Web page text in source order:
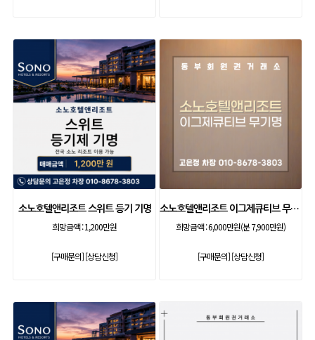
소노호텔앤리조트 스위트 등기 기명
희망금액 :1,200만원
[구매문의][상담신청]
소노호텔앤리조트 이그제큐티브 무기명 회원제
희망금액 :6,000만원(분 7,900만원)
[구매문의][상담신청]